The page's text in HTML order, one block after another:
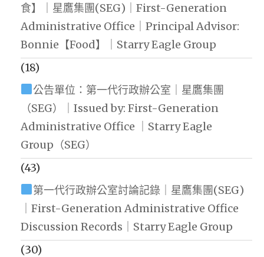
食】｜星鷹集團(SEG)｜First-Generation
Administrative Office｜Principal Advisor:
Bonnie【Food】｜Starry Eagle Group
(18)
公告單位：第一代行政辦公室｜星鷹集團
（SEG）｜Issued by: First-Generation
Administrative Office ｜Starry Eagle
Group（SEG）
(43)
第一代行政辦公室討論記錄｜星鷹集團(SEG)
｜First-Generation Administrative Office
Discussion Records｜Starry Eagle Group
(30)